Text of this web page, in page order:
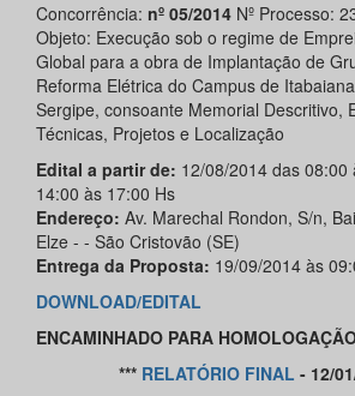
Concorrência: nº 05/2014 Nº Processo:
Objeto: Execução sob o regime de
Global para a obra de Implantação de
Reforma Elétrica do Campus de
Sergipe, consoante Memorial Descritivo,
Técnicas, Projetos e Localização
Edital a partir de: 12/08/2014 das
14:00 às 17:00 Hs
Endereço: Av. Marechal Rondon, S/n,
Elze - - São Cristovão (SE)
Entrega da Proposta: 19/09/2014 às
DOWNLOAD/EDITAL
ENCAMINHADO PARA
*** RELATÓRIO FINAL - 12/